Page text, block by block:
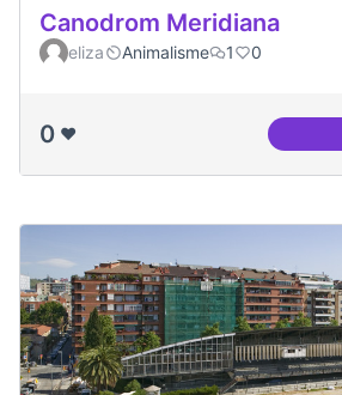
Canodrom Meridiana
eliza Animalisme 1 0
0 ❤️